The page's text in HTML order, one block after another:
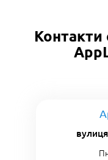
Контакти